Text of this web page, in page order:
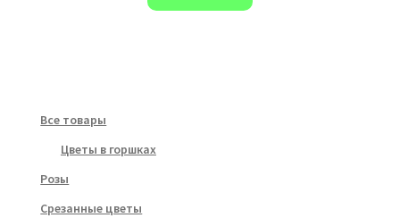
Все товары
Цветы в горшках
Розы
Срезанные цветы